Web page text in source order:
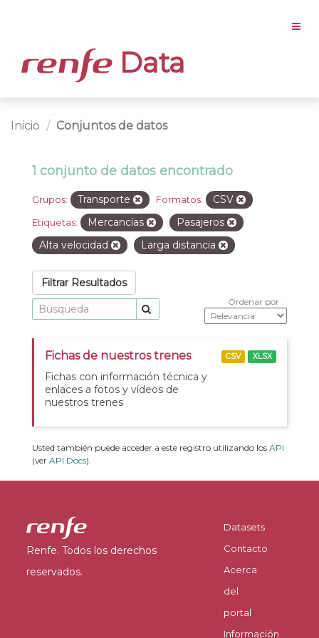
Data
Inicio Conjuntos de datos
1 conjunto de datos encontrado
Grupos: Transporte Formatos: CSV
Etiquetas: Mercancías
Pasajeros
Alta velocidad
Larga distancia
Filtrar Resultados
Ordenar por
Fichas de nuestros trenes
Fichas con información técnica y
enlaces a fotos y vídeos de
nuestros trenes
CSV XLSX
Usted también puede acceder a este registro utilizando los API
(ver API Docs).
Renfe. Todos los derechos
reservados.
Datasets
Contacto
Acerca
del
portal
Información